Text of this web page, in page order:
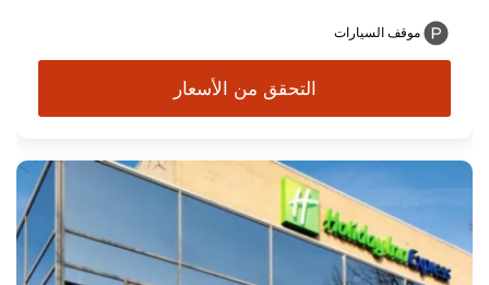
موقف السيارات
التحقق من الأسعار